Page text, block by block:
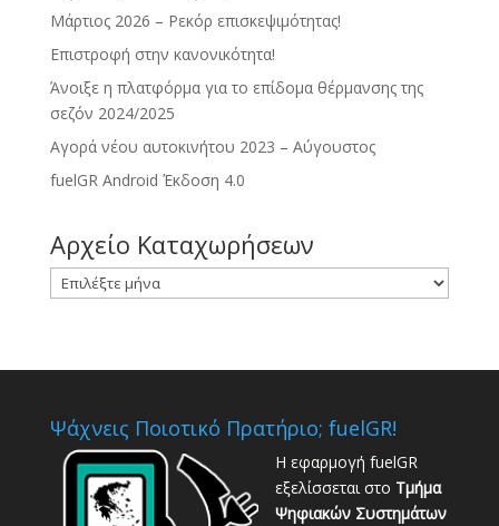
Μάρτιος 2026 – Ρεκόρ επισκεψιμότητας!
Επιστροφή στην κανονικότητα!
Άνοιξε η πλατφόρμα για το επίδομα θέρμανσης της
σεζόν 2024/2025
Αγορά νέου αυτοκινήτου 2023 – Αύγουστος
fuelGR Android Έκδοση 4.0
Αρχείο Καταχωρήσεων
Αρχείο
Καταχωρήσεων
Ψάχνεις Ποιοτικό Πρατήριο; fuelGR!
Η εφαρμογή fuelGR
εξελίσσεται στο Τμήμα
Ψηφιακών Συστημάτων